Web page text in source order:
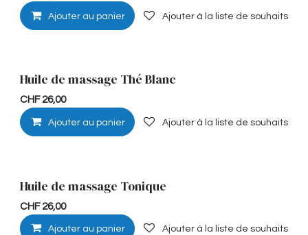
Ajouter au panier Ajouter à la liste de souhaits
Huile de massage Thé Blanc
CHF 26,00
Ajouter au panier Ajouter à la liste de souhaits
Stimulante
Huile de massage Tonique
CHF 26,00
Ajouter au panier Ajouter à la liste de souhaits